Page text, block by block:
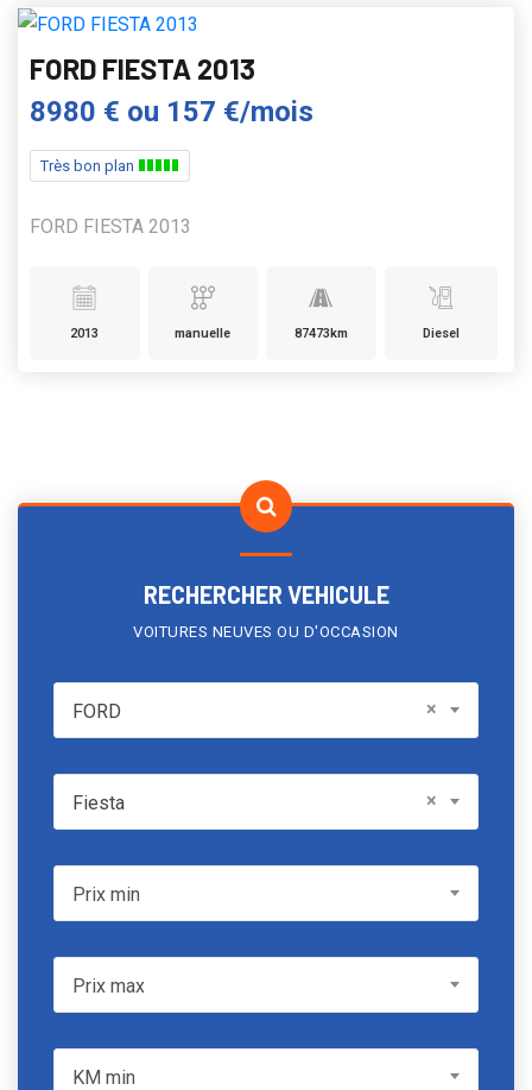
FORD FIESTA 2013
8980 € ou 157 €/mois
Très bon plan
FORD FIESTA 2013
2013 manuelle 87473km Diesel
RECHERCHER VEHICULE
VOITURES NEUVES OU D'OCCASION
×
FORD
Model ×
Fiesta
Prix minPrix min
Prix maxPrix max
KM min